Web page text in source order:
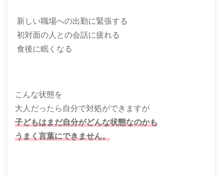
新しい職場への出勤に緊張する
初対面の人との会話に疲れる
食後に眠くなる
こんな状態を
大人だったら自分で対処ができますが
子どもはまだ自分がどんな状態なのかも
うまく言葉にできません。